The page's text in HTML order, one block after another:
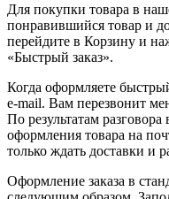
Для покупки товара в
понравившийся товар и
перейдите в Корзину и
«Быстрый заказ».
Когда оформляете
e-mail. Вам перезвонит
По результатам
оформления товара на
только ждать доставки и
Оформление заказа в